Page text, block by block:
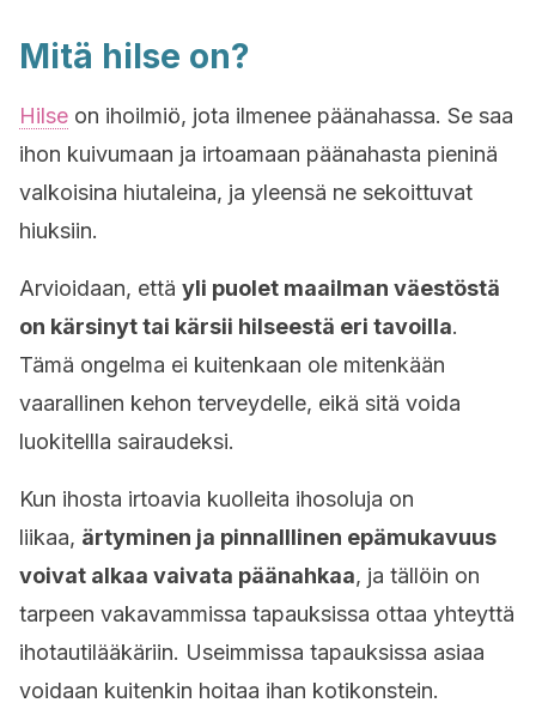
Mitä hilse on?
Hilse on ihoilmiö, jota ilmenee päänahassa. Se saa
ihon kuivumaan ja irtoamaan päänahasta pieninä
valkoisina hiutaleina, ja yleensä ne sekoittuvat
hiuksiin.
Arvioidaan, että yli puolet maailman väestöstä
on kärsinyt tai kärsii hilseestä eri tavoilla.
Tämä ongelma ei kuitenkaan ole mitenkään
vaarallinen kehon terveydelle, eikä sitä voida
luokitellla sairaudeksi.
Kun ihosta irtoavia kuolleita ihosoluja on
liikaa, ärtyminen ja pinnalllinen epämukavuus
voivat alkaa vaivata päänahkaa, ja tällöin on
tarpeen vakavammissa tapauksissa ottaa yhteyttä
ihotautilääkäriin. Useimmissa tapauksissa asiaa
voidaan kuitenkin hoitaa ihan kotikonstein.